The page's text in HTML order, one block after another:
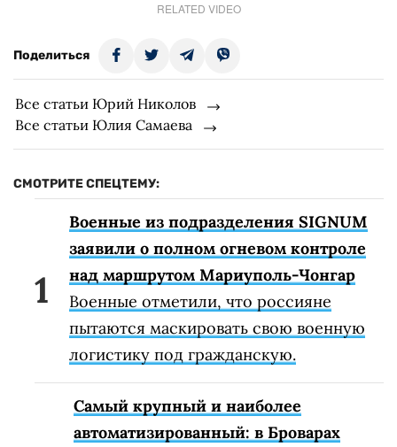
RELATED VIDEO
Поделиться
Все статьи Юрий Николов
Все статьи Юлия Самаева
СМОТРИТЕ СПЕЦТЕМУ:
Военные из подразделения SIGNUM
заявили о полном огневом контроле
над маршрутом Мариуполь-Чонгар
Военные отметили, что россияне
пытаются маскировать свою военную
логистику под гражданскую.
Самый крупный и наиболее
автоматизированный: в Броварах